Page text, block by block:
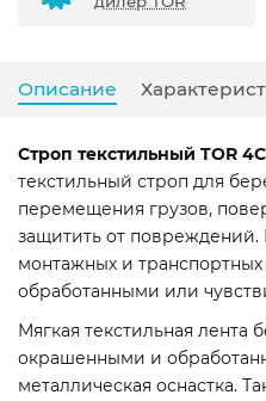
Описание
Строп текстильный TOR
текстильный строп для
перемещения грузов,
защитить от повреждений.
монтажных и
обработанными или
Мягкая текстильная лента
окрашенными и
металлическая оснастка.